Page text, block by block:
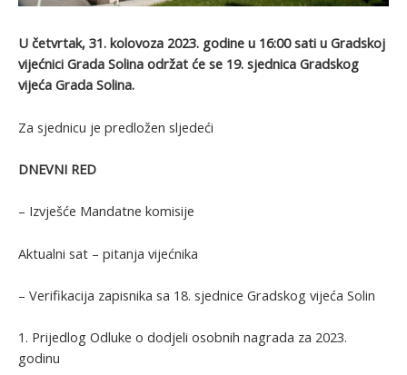
U četvrtak, 31. kolovoza 2023. godine u 16:00 sati u Gradskoj
vijećnici Grada Solina održat će se 19. sjednica Gradskog
vijeća Grada Solina.
Za sjednicu je predložen sljedeći
DNEVNI RED
– Izvješće Mandatne komisije
Aktualni sat – pitanja vijećnika
– Verifikacija zapisnika sa 18. sjednice Gradskog vijeća Solin
1. Prijedlog Odluke o dodjeli osobnih nagrada za 2023.
godinu